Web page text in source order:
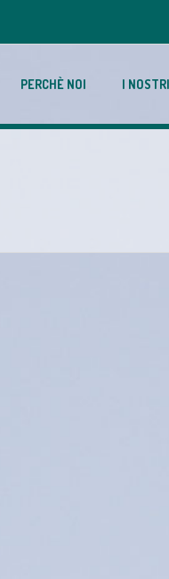
PERCHÈ NOI I